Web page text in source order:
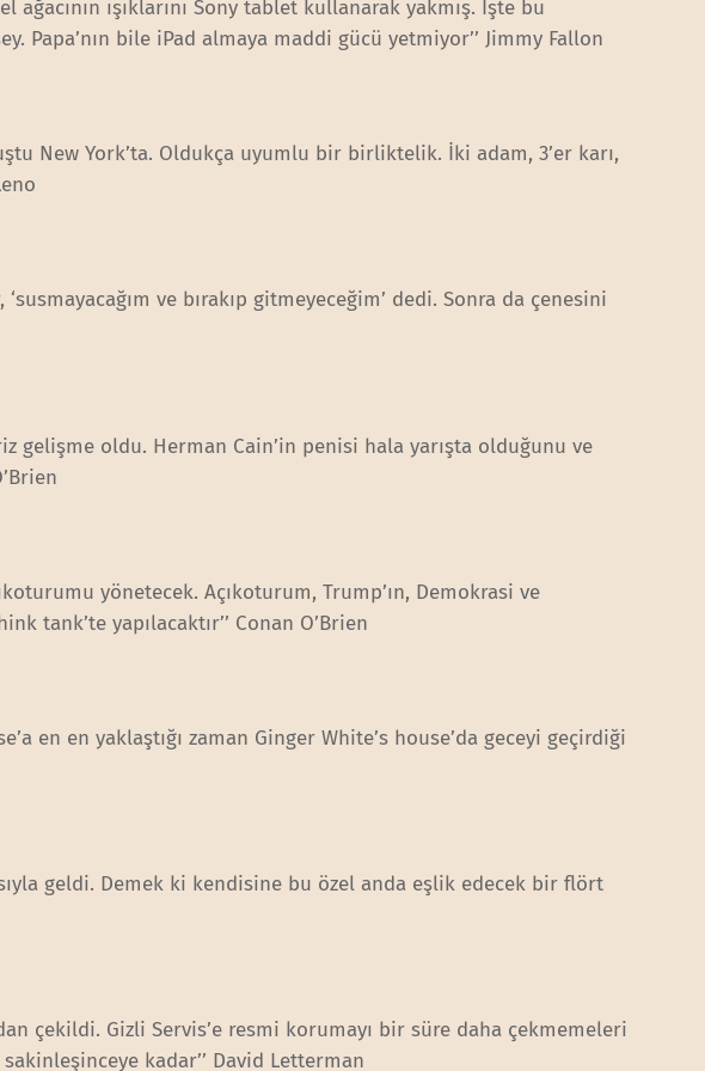
ağacının ışıklarını Sony tablet kullanarak yakmış. İşte bu
Papa’nın bile iPad almaya maddi gücü yetmiyor’’ Jimmy Fallon
New York’ta. Oldukça uyumlu bir birliktelik. İki adam, 3’er karı,
ve bırakıp gitmeyeceğim’ dedi. Sonra da çenesini
gelişme oldu. Herman Cain’in penisi hala yarışta olduğunu ve
yönetecek. Açıkoturum, Trump’ın, Demokrasi ve
tank’te yapılacaktır’’ Conan O’Brien
en en yaklaştığı zaman Ginger White’s house’da geceyi geçirdiği
geldi. Demek ki kendisine bu özel anda eşlik edecek bir flört
çekildi. Gizli Servis’e resmi korumayı bir süre daha çekmemeleri
kadar’’ David Letterman